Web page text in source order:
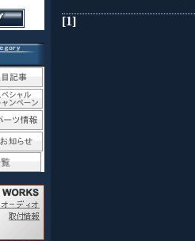
[1]